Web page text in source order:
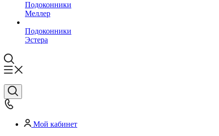
Подоконники
Меллер
Подоконники
Эстера
Мой кабинет